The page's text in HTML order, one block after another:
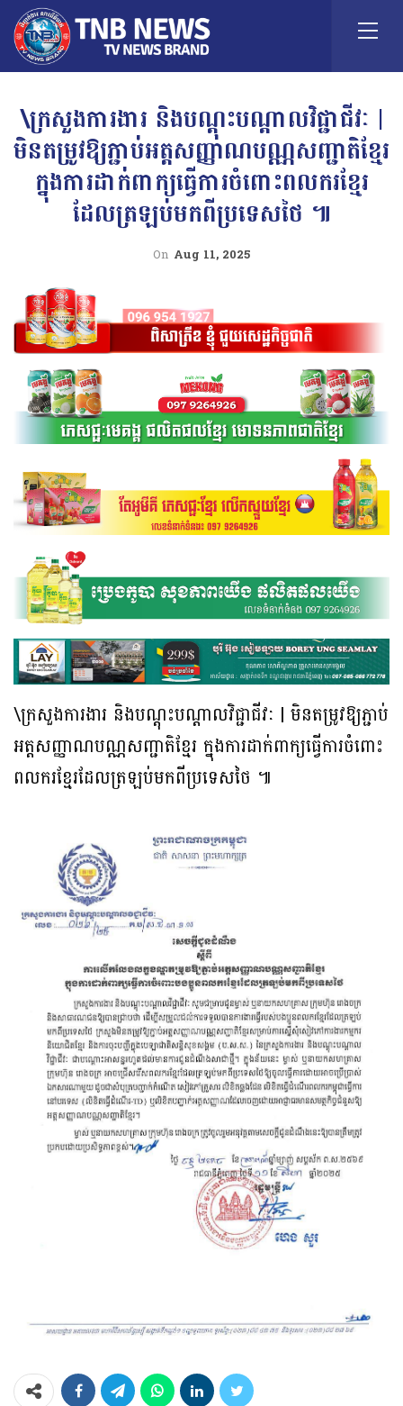
\ក្រសួងការងារ និងបណ្តុះបណ្តាលវិជ្ជាជីវៈ |
មិនតម្រូវឱ្យភ្ជាប់អត្តសញ្ញាណបណ្ណសញ្ជាតិខ្មែរ
ក្នុងការដាក់ពាក្យធ្វើការចំពោះពលករខ្មែរ
ដែលត្រឡប់មកពីប្រទេសថៃ ៕
On Aug 11, 2025
\ក្រសួងការងារ និងបណ្តុះបណ្តាលវិជ្ជាជីវៈ | មិនតម្រូវឱ្យភ្ជាប់
អត្តសញ្ញាណបណ្ណសញ្ជាតិខ្មែរ ក្នុងការដាក់ពាក្យធ្វើការចំពោះ
ពលករខ្មែរដែលត្រឡប់មកពីប្រទេសថៃ ៕